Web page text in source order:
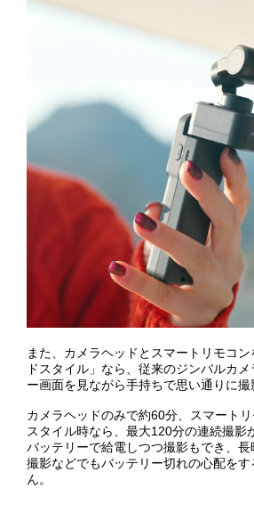
また、カメラヘッドとスマートリモコ
ドスタイル」なら、従来のジンバルカ
ー画面を見ながら手持ちで思い通りに撮
カメラヘッドのみで約60分、スマート
スタイル時なら、最大120分の連続撮影
バッテリーで給電しつつ撮影もでき、長
撮影などでもバッテリー切れの心配を
ん。